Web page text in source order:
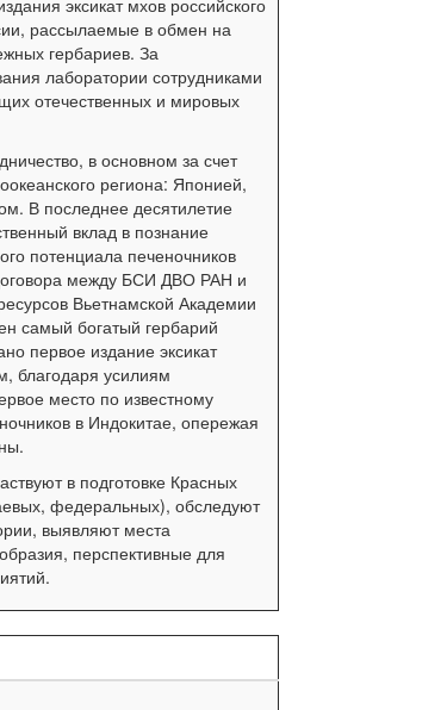
эксикат мхов российского
рассылаемые в обмен на
гербариев. За
лаборатории сотрудниками
отечественных и мировых
в основном за счет
региона: Японией,
В последнее десятилетие
вклад в познание
потенциала печеночников
между БСИ ДВО РАН и
Вьетнамской Академии
самый богатый гербарий
первое издание эксикат
благодаря усилиям
место по известному
в Индокитае, опережая
в подготовке Красных
федеральных), обследуют
выявляют места
перспективные для